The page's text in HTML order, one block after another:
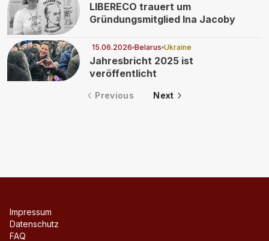
LIBERECO trauert um
Gründungsmitglied Ina Jacoby
15.06.2026 Belarus Ukraine
Jahresbricht 2025 ist
veröffentlicht
Previous Next
Impressum
Datenschutz
FAQ